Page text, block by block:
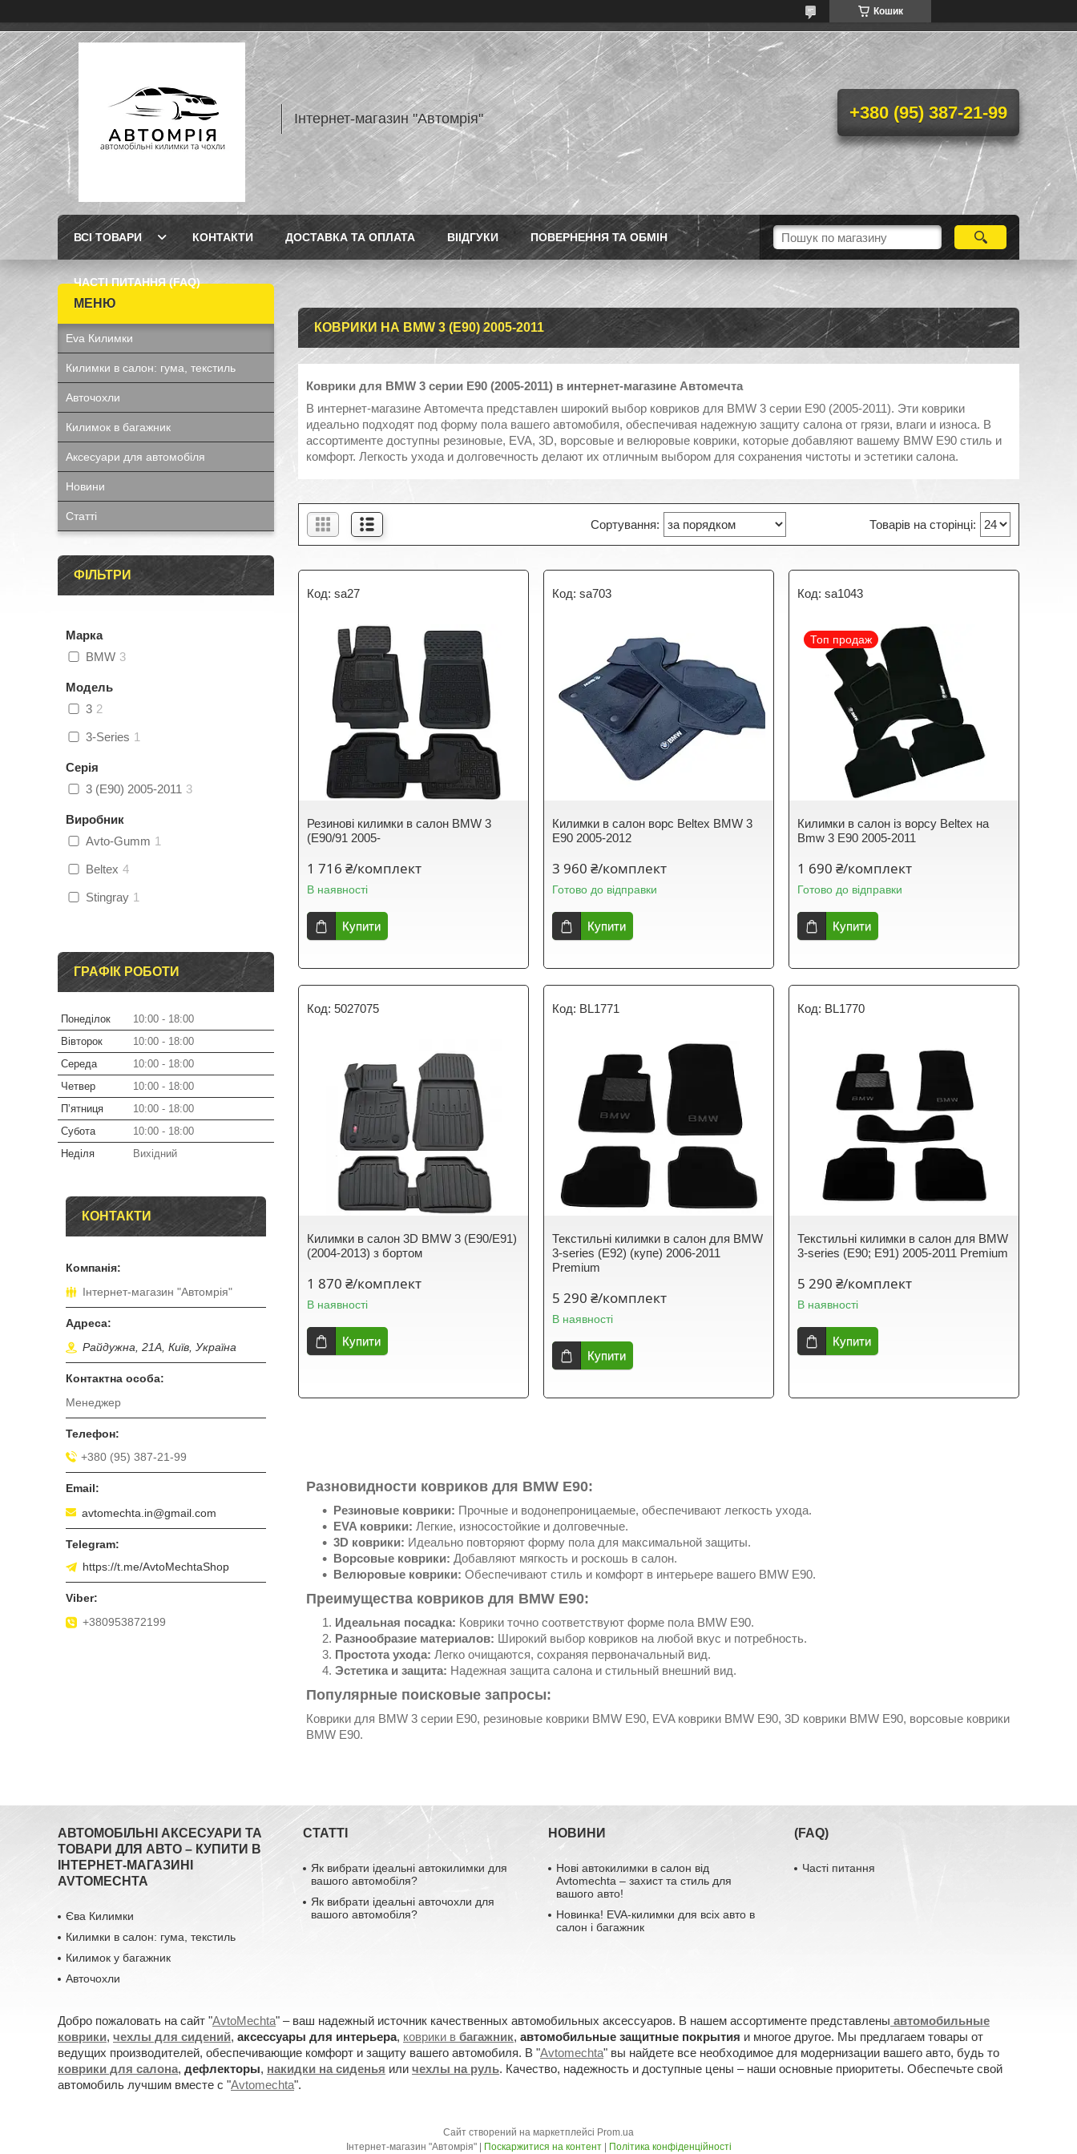
Кошик
Інтернет-магазин "Автомрія" +380 (95) 387-21-99
ВСІ ТОВАРИ КОНТАКТИ ДОСТАВКА ТА ОПЛАТА ВІІДГУКИ ПОВЕРНЕННЯ ТА ОБМІН
ЧАСТІ ПИТАННЯ (FAQ)
КОВРИКИ НА BMW 3 (E90) 2005-2011
Коврики для BMW 3 серии E90 (2005-2011) в интернет-магазине Автомечта
В интернет-магазине Автомечта представлен широкий выбор ковриков для BMW 3 серии E90 (2005-2011). Эти коврики
идеально подходят под форму пола вашего автомобиля, обеспечивая надежную защиту салона от грязи, влаги и износа. В
ассортименте доступны резиновые, EVA, 3D, ворсовые и велюровые коврики, которые добавляют вашему BMW E90 стиль и
комфорт. Легкость ухода и долговечность делают их отличным выбором для сохранения чистоты и эстетики салона.
sa27
Резинові килимки в салон BMW 3
(E90/91 2005-
1 716 ₴/комплект
В наявності
Купити
sa703
Килимки в салон ворс Beltex BMW 3
Е90 2005-2012
3 960 ₴/комплект
Готово до відправки
Купити
sa1043
Топ продаж
Килимки в салон із ворсу Beltex на
Bmw 3 E90 2005-2011
1 690 ₴/комплект
Готово до відправки
Купити
5027075
Килимки в салон 3D BMW 3 (E90/E91)
(2004-2013) з бортом
1 870 ₴/комплект
В наявності
Купити
BL1771
Текстильні килимки в салон для BMW
3-series (E92) (купе) 2006-2011
Premium
5 290 ₴/комплект
В наявності
Купити
BL1770
Текстильні килимки в салон для BMW
3-series (E90; E91) 2005-2011 Premium
5 290 ₴/комплект
В наявності
Купити
Разновидности ковриков для BMW E90:
Резиновые коврики: Прочные и водонепроницаемые, обеспечивают легкость ухода.
EVA коврики: Легкие, износостойкие и долговечные.
3D коврики: Идеально повторяют форму пола для максимальной защиты.
Ворсовые коврики: Добавляют мягкость и роскошь в салон.
Велюровые коврики: Обеспечивают стиль и комфорт в интерьере вашего BMW E90.
Преимущества ковриков для BMW E90:
Идеальная посадка: Коврики точно соответствуют форме пола BMW E90.
Разнообразие материалов: Широкий выбор ковриков на любой вкус и потребность.
Простота ухода: Легко очищаются, сохраняя первоначальный вид.
Эстетика и защита: Надежная защита салона и стильный внешний вид.
Популярные поисковые запросы:
Коврики для BMW 3 серии E90, резиновые коврики BMW E90, EVA коврики BMW E90, 3D коврики BMW E90, ворсовые коврики
BMW E90.
Eva Килимки
Килимки в салон: гума, текстиль
Авточохли
Килимок в багажник
Аксесуари для автомобіля
Новини
Статті
ФІЛЬТРИ
Марка
BMW 3
Модель
3 2
3-Series 1
Серія
3 (E90) 2005-2011 3
Виробник
Avto-Gumm 1
Beltex 4
Stingray 1
ГРАФІК РОБОТИ
Понеділок 10:00
18:00
Вівторок
10:00
18:00
Середа
10:00
18:00
Четвер
10:00
18:00
Пʼятниця
10:00
18:00
Субота
10:00
18:00
Неділя
Вихідний
КОНТАКТИ
Інтернет-магазин "Автомрія"
Райдужна, 21А, Київ, Україна
Менеджер
+380 (95) 387-21-99
avtomechta.in@gmail.com
https://t.me/AvtoMechtaShop
+380953872199
АВТОМОБІЛЬНІ АКСЕСУАРИ ТА
ТОВАРИ ДЛЯ АВТО – КУПИТИ В
ІНТЕРНЕТ-МАГАЗИНІ
AVTOMECHTA
Єва Килимки
Килимки в салон: гума, текстиль
Килимок у багажник
Авточохли
СТАТТІ
Як вибрати ідеальні автокилимки для
вашого автомобіля?
Як вибрати ідеальні авточохли для
вашого автомобіля?
НОВИНИ
Нові автокилимки в салон від
Avtomechta – захист та стиль для
вашого авто!
Новинка! EVA-килимки для всіх авто в
салон і багажник
(FAQ)
Часті питання
Добро пожаловать на сайт "AvtoMechta" – ваш надежный источник качественных автомобильных аксессуаров. В нашем ассортименте представлены автомобильные
коврики, чехлы для сидений, аксессуары для интерьера, коврики в багажник, автомобильные защитные покрытия и многое другое. Мы предлагаем товары от
ведущих производителей, обеспечивающие комфорт и защиту вашего автомобиля. В "Avtomechta" вы найдете все необходимое для модернизации вашего авто, будь то
коврики для салона, дефлекторы, накидки на сиденья или чехлы на руль. Качество, надежность и доступные цены – наши основные приоритеты. Обеспечьте свой
автомобиль лучшим вместе с "Avtomechta".
Сайт створений на маркетплейсі Prom.ua
Поскаржитися на контент Політика конфіденційності